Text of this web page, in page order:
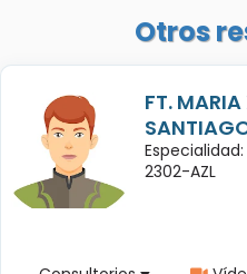
Otros
FT.
2302-AZL